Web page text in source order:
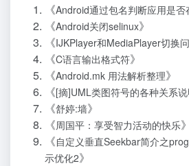
《Android通过包名判断应用是否
《Android关闭selinux》
《IJKPlayer和MediaPlayer切换
《C语言输出格式符》
《Android.mk 用法解析整理》
《[摘]UML类图符号的各种关系
《舒婷:墙》
《周国平：享受智力活动的快乐》
《自定义垂直Seekbar简介之
示优化2》